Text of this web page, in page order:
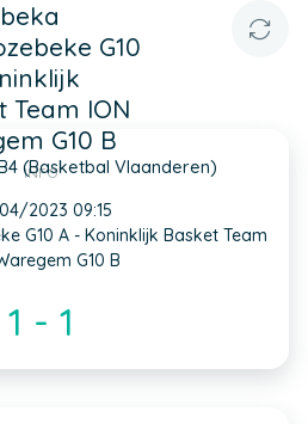
G10
Team ION
G10 B
(Basketbal Vlaanderen)
INFO
2023 09:15
G10 A - Koninklijk Basket Team
G10 B
1 - 1